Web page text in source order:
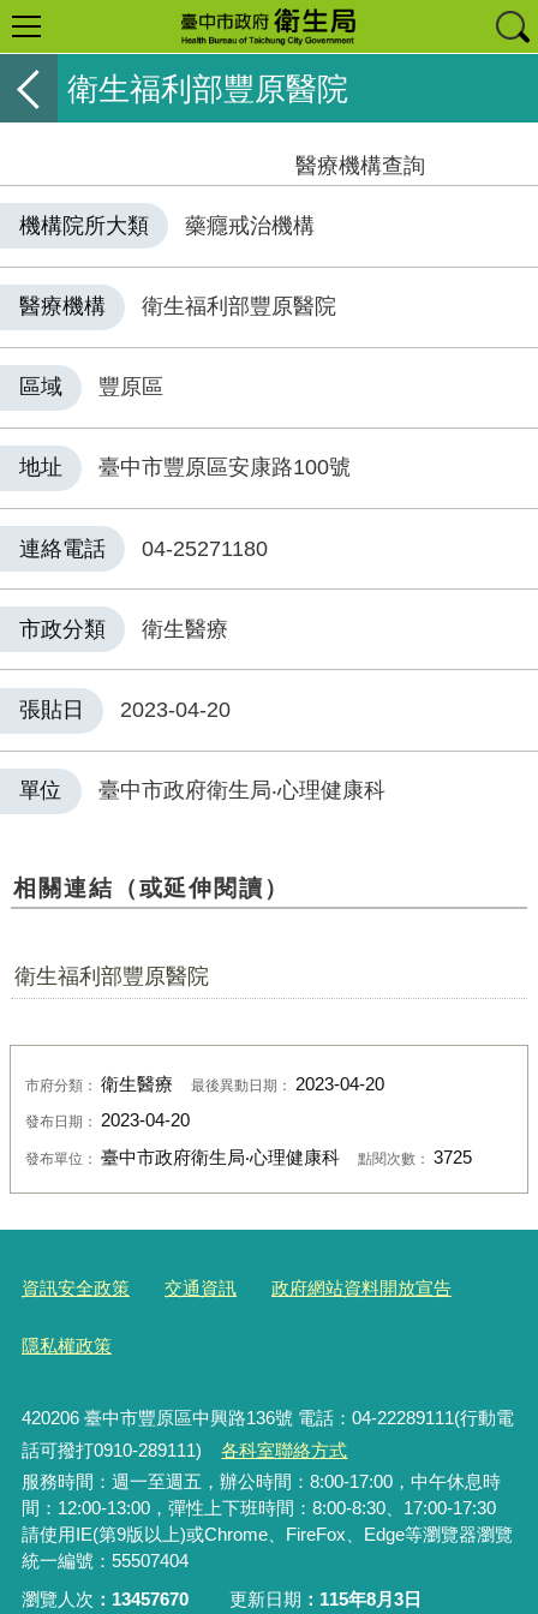
衛生福利部豐原醫院
醫療機構查詢
機構院所大類 藥癮戒治機構
醫療機構 衛生福利部豐原醫院
區域 豐原區
地址 臺中市豐原區安康路100號
連絡電話 04-25271180
市政分類 衛生醫療
張貼日 2023-04-20
單位 臺中市政府衛生局‧心理健康科
相關連結（或延伸閱讀）
衛生福利部豐原醫院
市府分類： 衛生醫療 最後異動日期： 2023-04-20
發布日期： 2023-04-20
發布單位： 臺中市政府衛生局‧心理健康科 點閱次數： 3725
資訊安全政策 交通資訊 政府網站資料開放宣告
隱私權政策
420206臺中市豐原區中興路136號 電話：04-22289111(行動電
話可撥打0910-289111)
各科室聯絡方式
服務時間：週一至週五，辦公時間：8:00-17:00，中午休息時
間：12:00-13:00，彈性上下班時間：8:00-8:30、17:00-17:30
請使用IE(第9版以上)或Chrome、FireFox、Edge等瀏覽器瀏覽
統一編號：55507404
瀏覽人次
13457670 更新日期 115年8月3日